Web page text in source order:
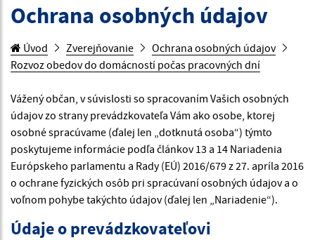
Ochrana osobných údajov
Úvod Zverejňovanie
Ochrana osobných údajov
Rozvoz obedov do domácností počas pracovných dní
Vážený občan, v súvislosti so spracovaním Vašich osobných
údajov zo strany prevádzkovateľa Vám ako osobe, ktorej
osobné spracúvame (ďalej len „dotknutá osoba“) týmto
poskytujeme informácie podľa článkov 13 a 14 Nariadenia
Európskeho parlamentu a Rady (EÚ) 2016/679 z 27. apríla 2016
o ochrane fyzických osôb pri spracúvaní osobných údajov a o
voľnom pohybe takýchto údajov (ďalej len „Nariadenie“).
Údaje o prevádzkovateľovi